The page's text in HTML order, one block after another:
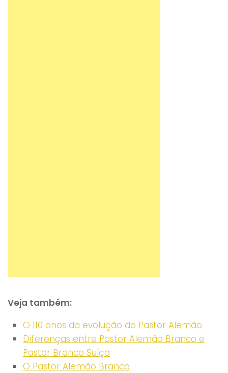
Veja também:
O 110 anos da evolução do Pastor Alemão
Diferenças entre Pastor Alemão Branco e
Pastor Branco Suíço
O Pastor Alemão Branco